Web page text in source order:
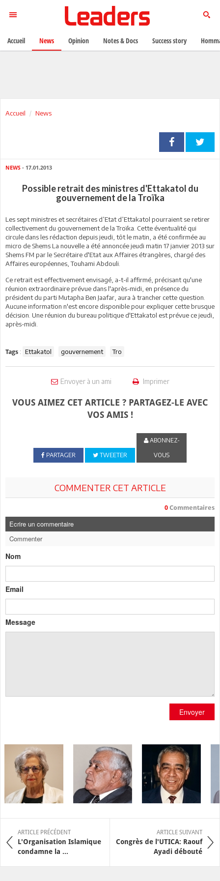
Accueil News
NEWS - 17.01.2013
Possible retrait des ministres d'Ettakatol du
gouvernement de la Troïka
Les sept ministres et secrétaires d’Etat d’Ettakatol pourraient se retirer
collectivement du gouvernement de la Troïka. Cette éventualité qui
circule dans les rédaction depuis jeudi, tôt le matin, a été confirmée au
micro de Shems La nouvelle a été annoncée jeudi matin 17 janvier 2013 sur
Shems FM par le Secrétaire d'Etat aux Affaires étrangères, chargé des
Affaires européennes, Touhami Abdouli.
Ce retrait est effectivement envisagé, a-t-il affirmé, précisant qu'une
réunion extraordinaire prévue dans l'après-midi, en présence du
président du parti Mutapha Ben Jaafar, aura à trancher cette question.
Aucune information n'est encore disponible pour expliquer cette brusque
décision. Une réunion du bureau politique d'Ettakatol est prévue ce jeudi,
après-midi.
Tags : Ettakatol gouvernement Tro
Envoyer à un ami Imprimer
VOUS AIMEZ CET ARTICLE ? PARTAGEZ-LE AVEC
VOS AMIS !
PARTAGER TWEETER
ABONNEZ-
VOUS
COMMENTER CET ARTICLE
0 Commentaires
Ecrire un commentaire
Commenter
Nom
Email
Message
Envoyer
ARTICLE PRÉCÉDENT
L'Organisation Islamique
condamne la ...
ARTICLE SUIVANT
Congrès de l'UTICA: Raouf
Ayadi débouté
Accueil News Opinion Notes & Docs Success story